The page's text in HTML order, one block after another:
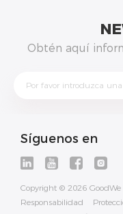
Obtén aquí
Síguenos en
Copyright © 2026 GoodWe
Responsabilidad